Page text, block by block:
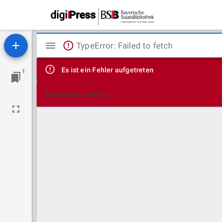
1
Mirador
Viewer
TypeError: Failed to fetch
Es ist ein Fehler aufgetreten
Technische Details